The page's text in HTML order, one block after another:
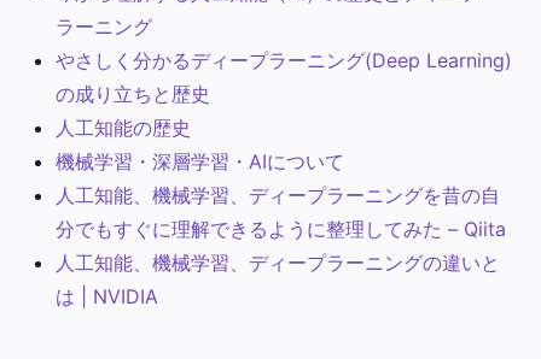
ラーニング
やさしく分かるディープラーニング(Deep Learning)
の成り立ちと歴史
人工知能の歴史
機械学習・深層学習・AIについて
人工知能、機械学習、ディープラーニングを昔の自
分でもすぐに理解できるように整理してみた – Qiita
人工知能、機械学習、ディープラーニングの違いと
は | NVIDIA